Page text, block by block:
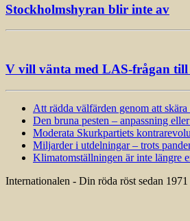
Stockholmshyran blir inte av
V vill vänta med LAS-frågan till
Att rädda välfärden genom att skära
Den bruna pesten – anpassning
Moderata Skurkpartiets
Miljarder i utdelningar – trots
Klimatomställningen är inte längre
Internationalen - Din röda röst sedan 1971